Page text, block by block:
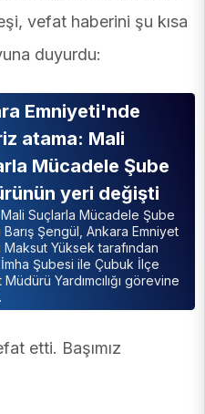
vefat haberini şu kısa
duyurdu:
Emniyeti'nde
atama: Mali
Mücadele Şube
yeri değişti
Suçlarla Mücadele Şube
Şengül, Ankara Emniyet
Yüksek tarafından
Şubesi ile Çubuk İlçe
Yardımcılığı görevine
etti. Başımız